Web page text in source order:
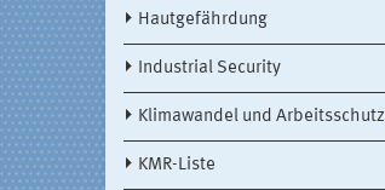
Hautgefährdung
Industrial Security
Klimawandel und Arbeitsschutz
KMR-Liste